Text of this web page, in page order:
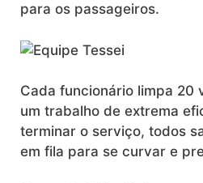
para os passageiros.
Cada funcionário limpa 20
um trabalho de extrema
terminar o serviço, todos
em fila para se curvar e